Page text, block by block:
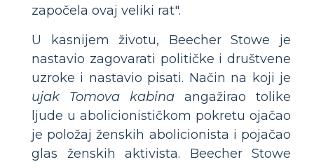
započela ovaj veliki rat".
U kasnijem životu, Beecher Stowe je
nastavio zagovarati političke i društvene
uzroke i nastavio pisati. Način na koji je
ujak Tomova kabina angažirao tolike
ljude u abolicionističkom pokretu ojačao
je položaj ženskih abolicionista i pojačao
glas ženskih aktivista. Beecher Stowe